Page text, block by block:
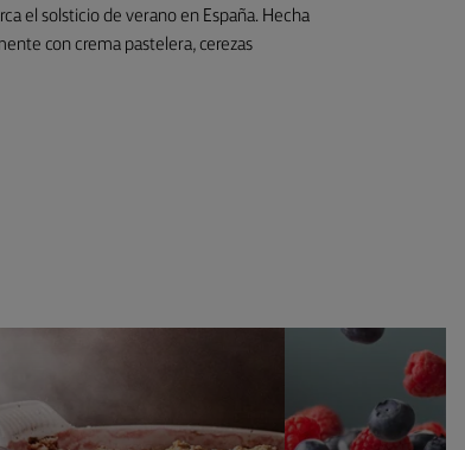
el solsticio de verano en España. Hecha
con crema pastelera, cerezas